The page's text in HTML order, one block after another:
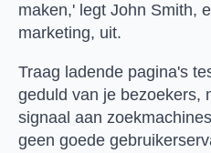
maken,' legt John Smith,
marketing, uit.
Traag ladende pagina's
geduld van je bezoekers,
signaal aan
geen goede